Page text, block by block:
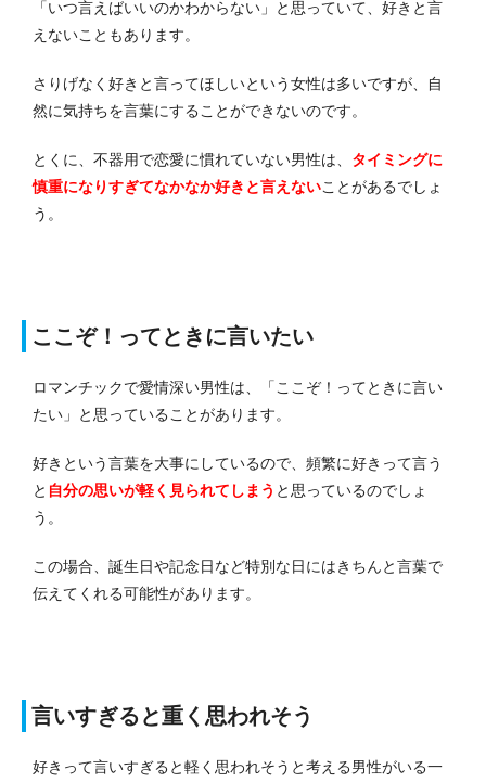
「いつ言えばいいのかわからない」と思っていて、好きと言
えないこともあります。
さりげなく好きと言ってほしいという女性は多いですが、自
然に気持ちを言葉にすることができないのです。
とくに、不器用で恋愛に慣れていない男性は、 タイミングに
慎重になりすぎてなかなか好きと言えないことがあるでしょ
う。
ここぞ！ってときに言いたい
ロマンチックで愛情深い男性は、「ここぞ！ってときに言い
たい」と思っていることがあります。
好きという言葉を大事にしているので、頻繁に好きって言う
と 自分の思いが軽く見られてしまう と思っているのでしょ
う。
この場合、誕生日や記念日など特別な日にはきちんと言葉で
伝えてくれる可能性があります。
言いすぎると重く思われそう
好きって言いすぎると軽く思われそうと考える男性がいる一